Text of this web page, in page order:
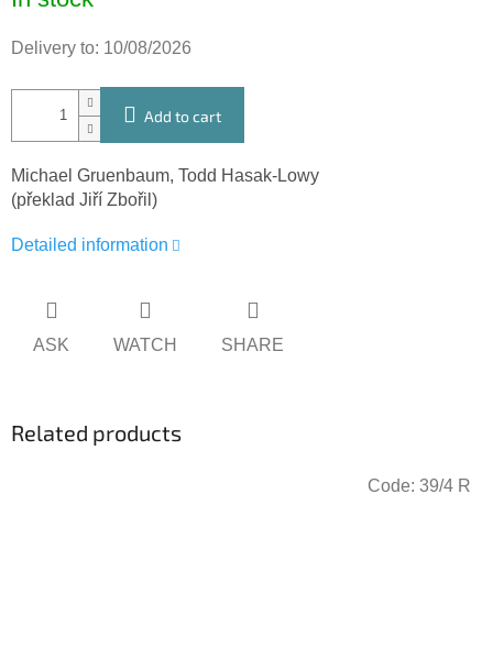
price:
Delivery to: 10/08/2026
Add to cart
Michael Gruenbaum, Todd Hasak-Lowy
(překlad Jiří Zbořil)
Detailed information
ASK WATCH SHARE
Related products
Code: 39/4 R